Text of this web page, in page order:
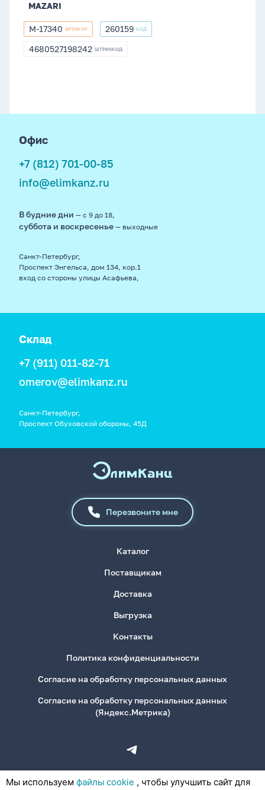
MAZARI
M-
17340
M-17340 АРТИКУЛ 260159
260159 КОД
4680527198242
4680527198242 ШТРИХКОД
Офис
+7 (812) 701-00-85
info@elimkanz.ru
В будние дни — с 9 до 18,
суббота и воскресенье — выходные
Санкт-Петербург,
Проспект Энгельса, дом 134, кор.1
вход со стороны улицы Асафьева,
Склад
+7 (911) 011-82-71
omerov@elimkanz.ru
Санкт-Петербург,
Проспект Обуховской обороны, 45Д
Перезвоните мне
Каталог
Поставщикам
Доставка
Выгрузка
Контакты
Политика конфиденциальности
Согласие на обработку персональных данных
Согласие на обработку персональных данных
(Яндекс.Метрика)
Мы используем файлы cookie , чтобы улучшить сайт для